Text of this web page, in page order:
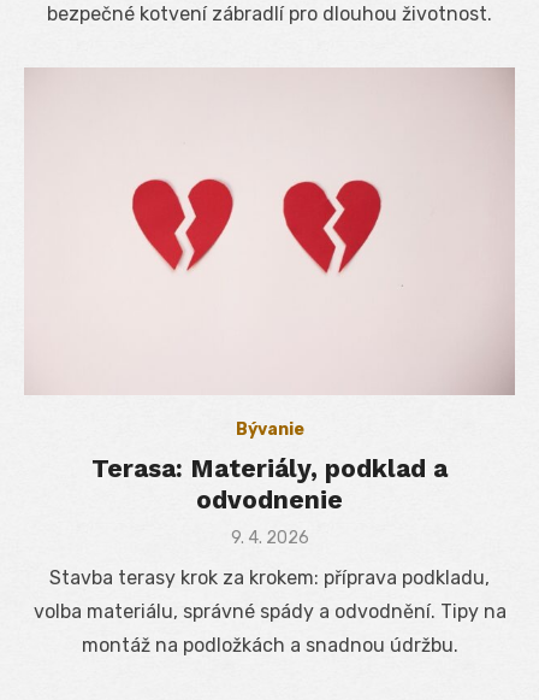
bezpečné kotvení zábradlí pro dlouhou životnost.
Bývanie
Terasa: Materiály, podklad a
odvodnenie
Posted
9. 4. 2026
Stavba terasy krok za krokem: příprava podkladu,
volba materiálu, správné spády a odvodnění. Tipy na
montáž na podložkách a snadnou údržbu.